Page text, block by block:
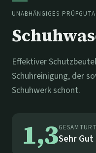
UNABHÄNGIGES
Effektiver
Schuhreinigung, der
Schuhwerk schont.
1,3Sehr Gut